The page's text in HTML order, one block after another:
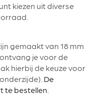
kiezen uit diverse
gemaakt van 18 mm
je voor de
hierbij de keuze voor
De
te bestellen